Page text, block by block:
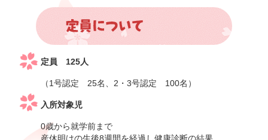
定員 125人
（1号認定 25名、2・3号認定 100名）
入所対象児
0歳から就学前まで
産休明けの生後8週間を経過し健康診断の結果、